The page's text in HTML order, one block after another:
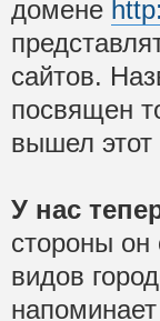
домене
сайтов.
посвящен
вышел
У нас
стороны он
видов